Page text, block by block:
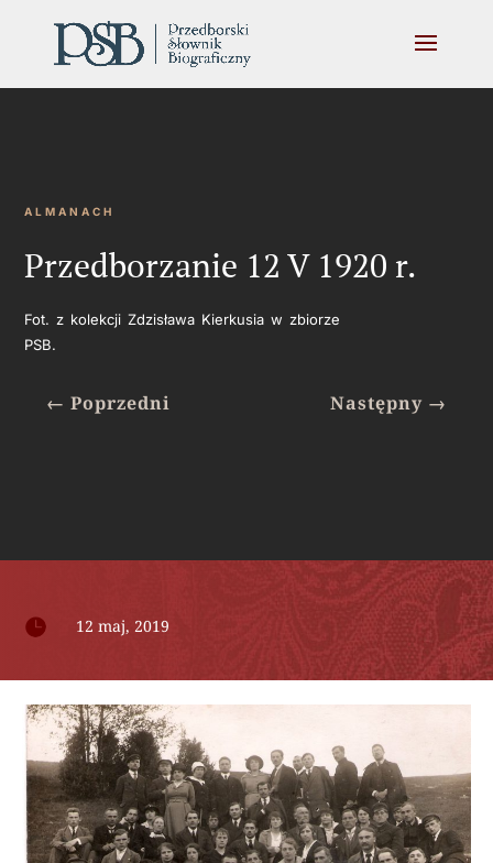
ALMANACH
Przedborzanie 12 V 1920 r.
Fot. z kolekcji Zdzisława Kierkusia w zbiorze
PSB.
←Poprzedni Następny→
 12 maj, 2019